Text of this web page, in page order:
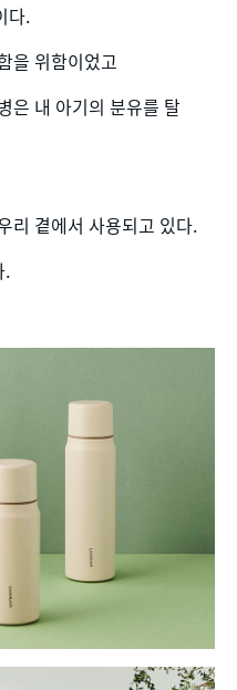
다.
을 위함이었고
은 내 아기의 분유를 탈
리 곁에서 사용되고 있다.
.